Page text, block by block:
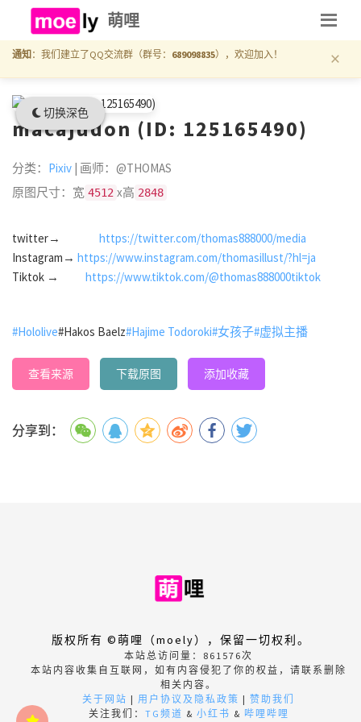
切换深色
萌哩
通知 ：我们建立了QQ交流群（群号： 689098835），欢迎加入！ ×
macajudon (ID: 125165490)
分类： Pixiv | 画师：@THOMAS
原图尺寸：宽 4512 x高 2848
twitter→
https://twitter.com/thomas888000/media
Instagram→ https://www.instagram.com/thomasillust/?hl=ja
Tiktok → https://www.tiktok.com/@thomas888000tiktok
#Hololive#Hakos Baelz#Hajime Todoroki#女孩子#虚拟主播
查看来源 下载原图 添加收藏
分享到：
版权所有 ©萌哩（moely），保留一切权利。
本站总访问量： 861576次
本站内容收集自互联网，如有内容侵犯了你的权益，请联系删除
相关内容。
关于网站 | 用户协议及隐私政策 | 赞助我们
关注我们： TG频道 & 小红书 & 哔哩哔哩